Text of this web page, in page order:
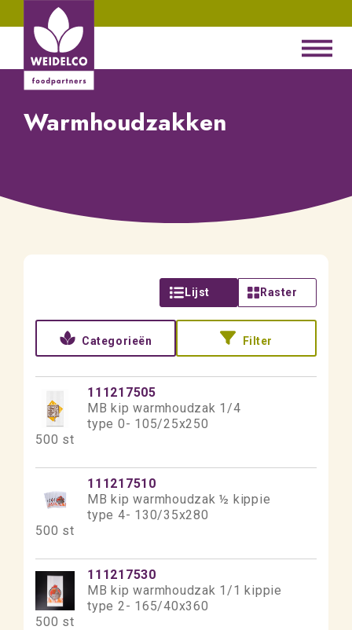
Warmhoudzakken
Lijst Raster
Categorieën Filter
111217505
MB kip warmhoudzak 1/4
type 0- 105/25x250
500 st
111217510
MB kip warmhoudzak ½ kippie
type 4- 130/35x280
500 st
111217530
MB kip warmhoudzak 1/1 kippie
type 2- 165/40x360
500 st